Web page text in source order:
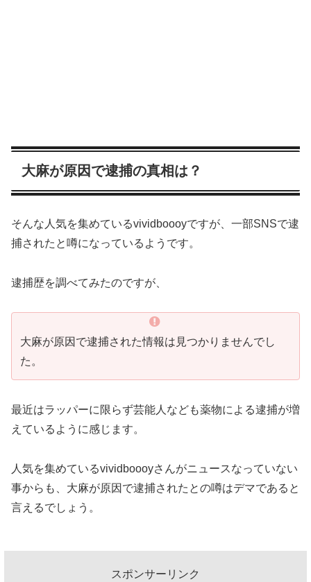
大麻が原因で逮捕の真相は？
そんな人気を集めているvividboooyですが、一部SNSで逮
捕されたと噂になっているようです。
逮捕歴を調べてみたのですが、
大麻が原因で逮捕された情報は見つかりませんでし
た。
最近はラッパーに限らず芸能人なども薬物による逮捕が増
えているように感じます。
人気を集めているvividboooyさんがニュースなっていない
事からも、大麻が原因で逮捕されたとの噂はデマであると
言えるでしょう。
スポンサーリンク